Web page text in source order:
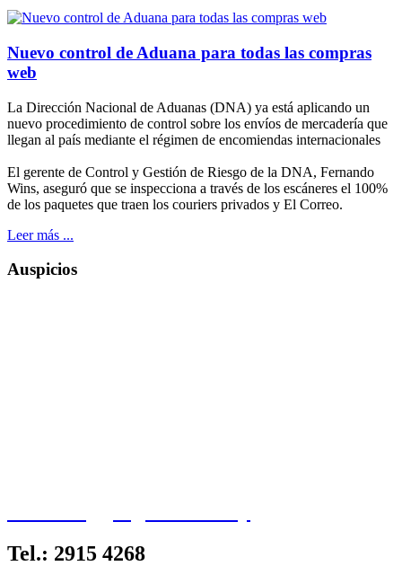
Nuevo control de Aduana para todas las compras
web
La Dirección Nacional de Aduanas (DNA) ya está aplicando un
nuevo procedimiento de control sobre los envíos de mercadería que
llegan al país mediante el régimen de encomiendas internacionales
El gerente de Control y Gestión de Riesgo de la DNA, Fernando
Wins, aseguró que se inspecciona a través de los escáneres el 100%
de los paquetes que traen los couriers privados y El Correo.
Leer más ...
Auspicios
Tel.: 2915 4268